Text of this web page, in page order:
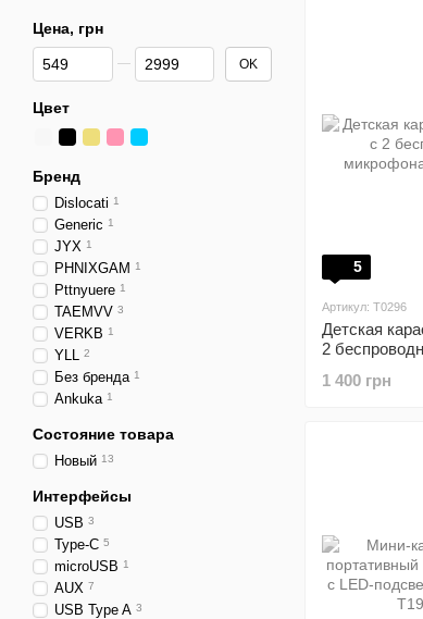
5
Артикул: Т0296
Детская
2
1 400 грн
Цена, грн
От Цена, грн
До Цена, грн OK
Цвет
Бренд
Dislocati 1
Generic 1
JYX 1
PHNIXGAM 1
Pttnyuere 1
TAEMVV 3
VERKB 1
YLL 2
Без бренда 1
Ankuka 1
Состояние товара
Новый 13
Интерфейсы
USB 3
Type-C 5
microUSB 1
AUX 7
USB Type A 3